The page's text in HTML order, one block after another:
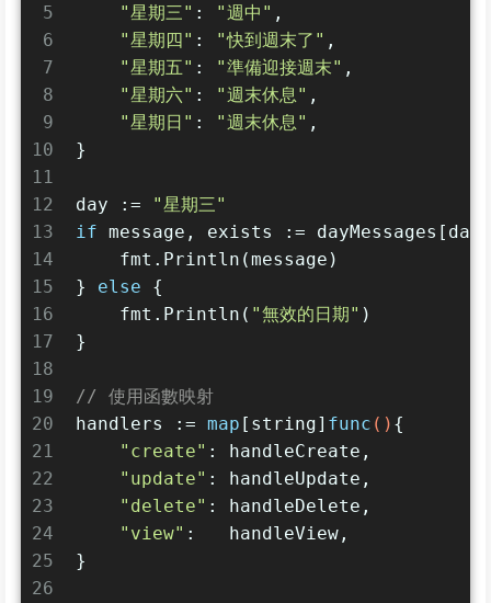
5
6
7
8
9
10
11
12
13
14
15
16
17
18
19
20
21
22
23
24
25
26
"星期三" : "週中" ,
"星期四" : "快到週末了" ,
"星期五" : "準備迎接週末" ,
"星期六" : "週末休息" ,
"星期日" : "週末休息" ,
}
day :=
"星期三"
if message, exists :=
    fmt.Println(message)
} else {
    fmt.Println(
"無效的日期" )
}
// 使用函數映射
handlers := map [ string] func () {
"create" : handleCreate,
"update" : handleUpdate,
"delete" : handleDelete,
"view" :   handleView,
}